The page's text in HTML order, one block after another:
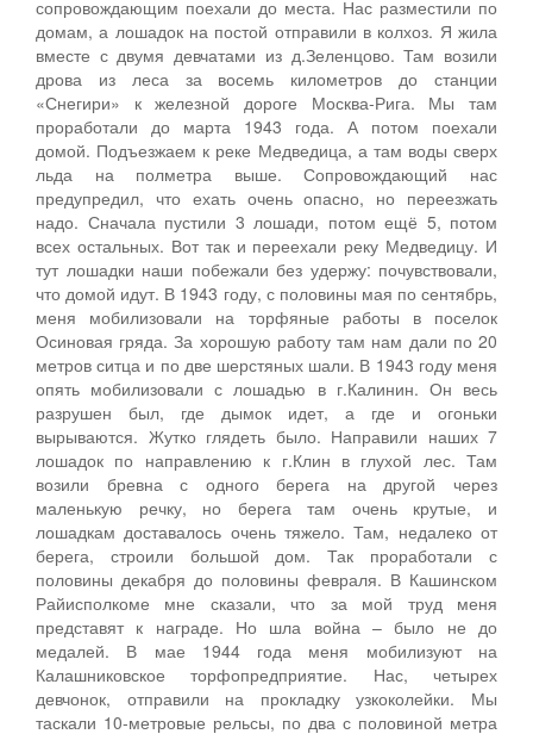
сопровождающим поехали до места. Нас разместили по
домам, а лошадок на постой отправили в колхоз. Я жила
вместе с двумя девчатами из д.Зеленцово. Там возили
дрова из леса за восемь километров до станции
«Снегири» к железной дороге Москва-Рига. Мы там
проработали до марта 1943 года. А потом поехали
домой. Подъезжаем к реке Медведица, а там воды сверх
льда на полметра выше. Сопровождающий нас
предупредил, что ехать очень опасно, но переезжать
надо. Сначала пустили 3 лошади, потом ещё 5, потом
всех остальных. Вот так и переехали реку Медведицу. И
тут лошадки наши побежали без удержу: почувствовали,
что домой идут. В 1943 году, с половины мая по сентябрь,
меня мобилизовали на торфяные работы в поселок
Осиновая гряда. За хорошую работу там нам дали по 20
метров ситца и по две шерстяных шали. В 1943 году меня
опять мобилизовали с лошадью в г.Калинин. Он весь
разрушен был, где дымок идет, а где и огоньки
вырываются. Жутко глядеть было. Направили наших 7
лошадок по направлению к г.Клин в глухой лес. Там
возили бревна с одного берега на другой через
маленькую речку, но берега там очень крутые, и
лошадкам доставалось очень тяжело. Там, недалеко от
берега, строили большой дом. Так проработали с
половины декабря до половины февраля. В Кашинском
Райисполкоме мне сказали, что за мой труд меня
представят к награде. Но шла война – было не до
медалей. В мае 1944 года меня мобилизуют на
Калашниковское торфопредприятие. Нас, четырех
девчонок, отправили на прокладку узкоколейки. Мы
таскали 10-метровые рельсы, по два с половиной метра